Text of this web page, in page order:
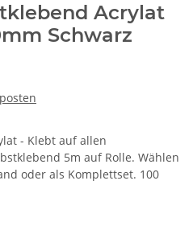
Acrylat
Schwarz
- Klebt auf allen
5m auf Rolle. Wählen
oder als Komplettset. 100